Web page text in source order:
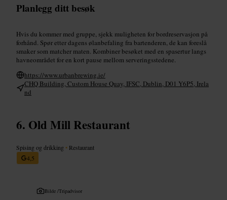
Planlegg ditt besøk
Hvis du kommer med gruppe, sjekk muligheten for bordreservasjon på
forhånd. Spør etter dagens ølanbefaling fra bartenderen, de kan foreslå
smaker som matcher maten. Kombiner besøket med en spasertur langs
havneområdet for en kort pause mellom serveringsstedene.
https://www.urbanbrewing.ie/
CHQ Building, Custom House Quay, IFSC, Dublin, D01 Y6P5, Irela
nd
Old Mill Restaurant
Spising og drikking • Restaurant
4,5
Bilde /Tripadvisor